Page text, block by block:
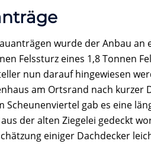
wurde der Anbau
Felssturz eines 1,8 Tonnen
nun darauf hingewiesen
am Ortsrand nach kurzer
Scheunenviertel gab es eine
aus der alten Ziegelei gedeckt
einiger Dachdecker